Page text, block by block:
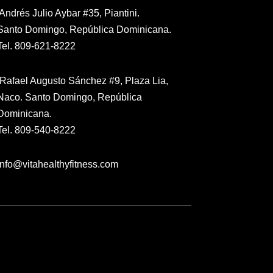
Julio Aybar #35, Piantini.
Domingo, República Dominicana.
809-621-8222
Rafael Augusto Sánchez #9, Plaza Lia,
Santo Domingo, República
809-540-8222